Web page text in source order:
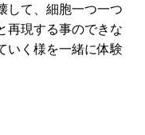
して、細胞一つ一つ
再現する事のできな
いく様を一緒に体験